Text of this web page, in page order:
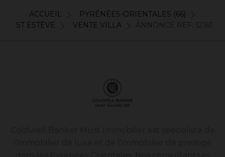
ACCUEIL
PYRÉNÉES-ORIENTALES (66)
ST ESTÈVE
VENTE VILLA ANNONCE REF: 12161